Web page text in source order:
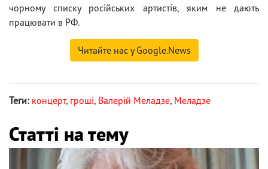
чорному списку російських артистів, яким не дають
працювати в РФ.
Читайте нас у Google.News
Теги: концерт, гроші, Валерій Меладзе, Меладзе
Статті на тему